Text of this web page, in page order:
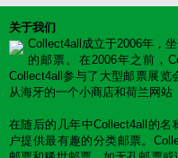
关于我们
Collect4all成立于2006年，
的邮票。在2006年之前，
Collect4all参与了大型邮票展览
从海牙的一个小商店和荷兰网站
在随后的几年中Collect4all的
户提供最有趣的分类邮票。